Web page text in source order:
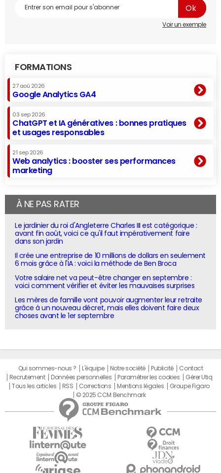
Voir un exemple
FORMATIONS
27 aoû 2026
Google Analytics GA4
03 sep 2026
ChatGPT et IA génératives : bonnes pratiques
et usages responsables
21 sep 2026
Web analytics : booster ses performances
marketing
À NE PAS RATER
Le jardinier du roi d'Angleterre Charles III est catégorique :
avant fin août, voici ce qu'il faut impérativement faire
dans son jardin
Il crée une entreprise de 10 millions de dollars en seulement
6 mois grâce à l'IA : voici la méthode de Ben Broca
Votre salaire net va peut-être changer en septembre :
voici comment vérifier et éviter les mauvaises surprises
Les mères de famille vont pouvoir augmenter leur retraite
grâce à un nouveau décret, mais elles doivent faire deux
choses avant le 1er septembre
Qui sommes-nous ? L'équipe Notre société Publicité
Contact
Recrutement
Données personnelles Paramétrer les cookies
Gérer Utiq
Tous les articles
RSS Corrections Mentions légales
Groupe Figaro
© 2025 CCM Benchmark